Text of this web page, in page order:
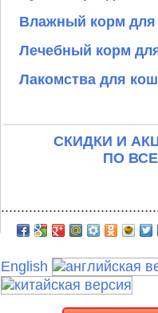
Влажный корм для
Лечебный корм
Лакомства для
СКИДКИ И
ПО
English